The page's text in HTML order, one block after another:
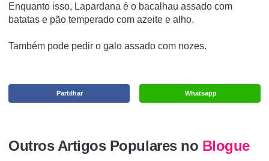
Enquanto isso, Lapardana é o bacalhau assado com
batatas e pão temperado com azeite e alho.
Também pode pedir o galo assado com nozes.
Whatsapp
Partilhar
Outros Artigos Populares no Blogue